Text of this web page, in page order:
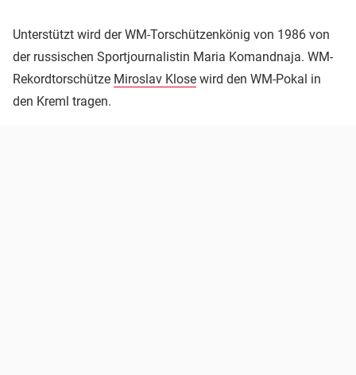
Unterstützt wird der WM-Torschützenkönig von 1986 von
der russischen Sportjournalistin Maria Komandnaja. WM-
Rekordtorschütze Miroslav Klose wird den WM-Pokal in
den Kreml tragen.